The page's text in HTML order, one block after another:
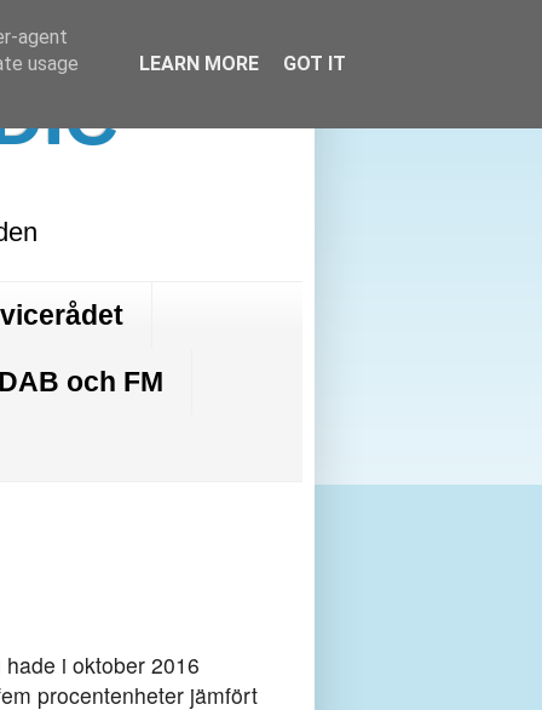
och FM
i oktober 2016
procentenheter jämfört
agent
usage
LEARN MORE GOT IT